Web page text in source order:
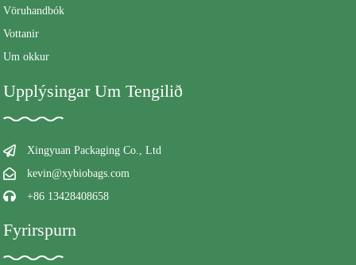
Vöruhandbók
Vottanir
Um okkur
Upplýsingar Um Tengilið
Xingyuan Packaging Co., Ltd
kevin@xybiobags.com
+86 13428408658
Fyrirspurn